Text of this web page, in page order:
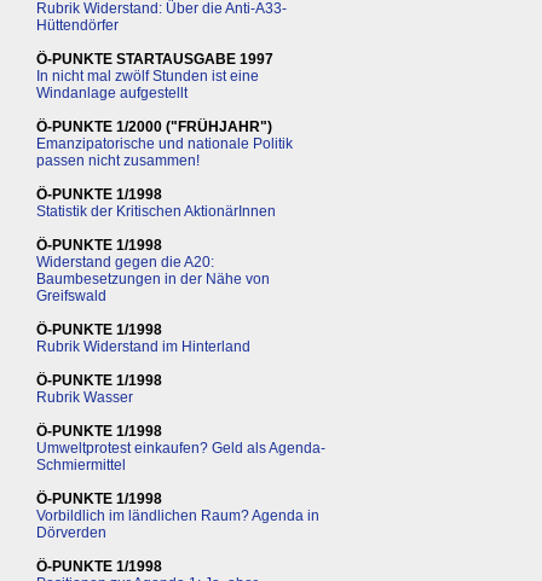
Rubrik Widerstand: Über die Anti-A33-
Hüttendörfer
Ö-PUNKTE STARTAUSGABE 1997
In nicht mal zwölf Stunden ist eine
Windanlage aufgestellt
Ö-PUNKTE 1/2000 ("FRÜHJAHR")
Emanzipatorische und nationale Politik
passen nicht zusammen!
Ö-PUNKTE 1/1998
Statistik der Kritischen AktionärInnen
Ö-PUNKTE 1/1998
Widerstand gegen die A20:
Baumbesetzungen in der Nähe von
Greifswald
Ö-PUNKTE 1/1998
Rubrik Widerstand im Hinterland
Ö-PUNKTE 1/1998
Rubrik Wasser
Ö-PUNKTE 1/1998
Umweltprotest einkaufen? Geld als Agenda-
Schmiermittel
Ö-PUNKTE 1/1998
Vorbildlich im ländlichen Raum? Agenda in
Dörverden
Ö-PUNKTE 1/1998